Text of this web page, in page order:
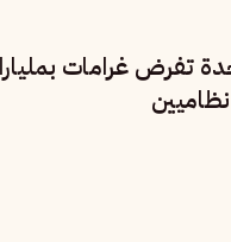
تفرض غرامات